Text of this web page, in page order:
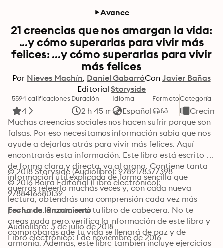
Avance
21 creencias que nos amargan la vida:
...y cómo superarlas para vivir más
felices: ...y cómo superarlas para vivir
más felices
Por Nieves Machín Daniel GabarróCon Javier Bañas
Editorial Storyside
5594 calificaciones
4
Duración
2 h 45 m
Idioma
Español
FormatoCategoría
Muchas creencias sociales nos hacen sufrir porque son
falsas. Por eso necesitamos información sabia que nos
ayude a dejarlas atrás para vivir más felices. Aquí
encontrarás esta información. Este libro está escrito
de forma clara y directa, va al grano. Contiene tanta
información útil explicada de forma sencilla que
querrás releerlo muchas veces y, con cada nueva
lectura, obtendrás una comprensión cada vez más
profunda. Pronto será tu libro de cabecera. No te
creas nada pero verifica la información de este libro y
comprobarás que tu vida se llenará de paz y de
armonía. Además, este libro también incluye ejercicios
© 2018 Storyside (Audiolibro): 9789178377398
© 2016 Boira Editorial (Libro electrónico):
9788416680139
Fecha de lanzamiento
Audiolibro: 3 de julio de 2018
Libro electrónico: 1 de noviembre de 2016